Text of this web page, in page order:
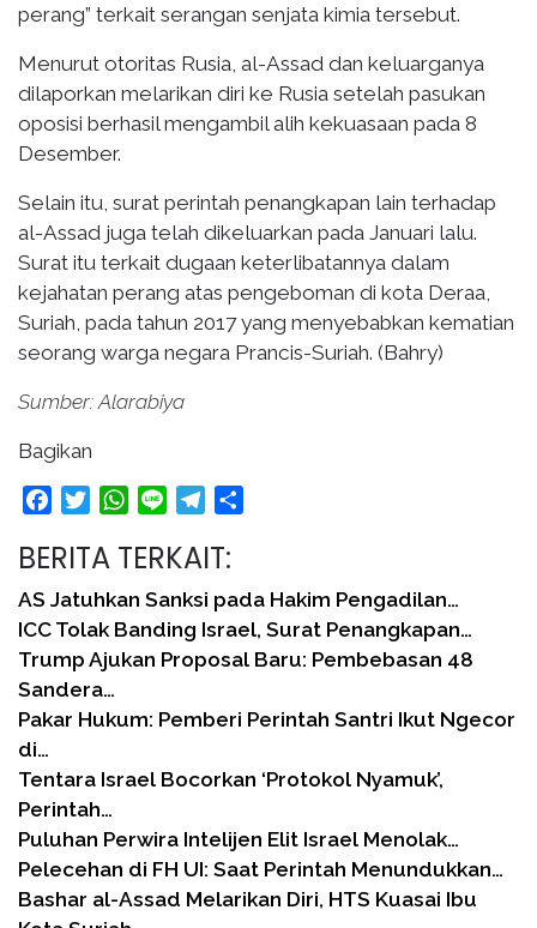
perang” terkait serangan senjata kimia tersebut.
Menurut otoritas Rusia, al-Assad dan keluarganya
dilaporkan melarikan diri ke Rusia setelah pasukan
oposisi berhasil mengambil alih kekuasaan pada 8
Desember.
Selain itu, surat perintah penangkapan lain terhadap
al-Assad juga telah dikeluarkan pada Januari lalu.
Surat itu terkait dugaan keterlibatannya dalam
kejahatan perang atas pengeboman di kota Deraa,
Suriah, pada tahun 2017 yang menyebabkan kematian
seorang warga negara Prancis-Suriah. (Bahry)
Sumber: Alarabiya
Bagikan
FacebookTwitterWhatsApp
Line Telegram
BERITA TERKAIT:
AS Jatuhkan Sanksi pada Hakim Pengadilan…
ICC Tolak Banding Israel, Surat Penangkapan…
Trump Ajukan Proposal Baru: Pembebasan 48
Sandera…
Pakar Hukum: Pemberi Perintah Santri Ikut Ngecor
di…
Tentara Israel Bocorkan ‘Protokol Nyamuk’,
Perintah…
Puluhan Perwira Intelijen Elit Israel Menolak…
Pelecehan di FH UI: Saat Perintah Menundukkan…
Bashar al-Assad Melarikan Diri, HTS Kuasai Ibu